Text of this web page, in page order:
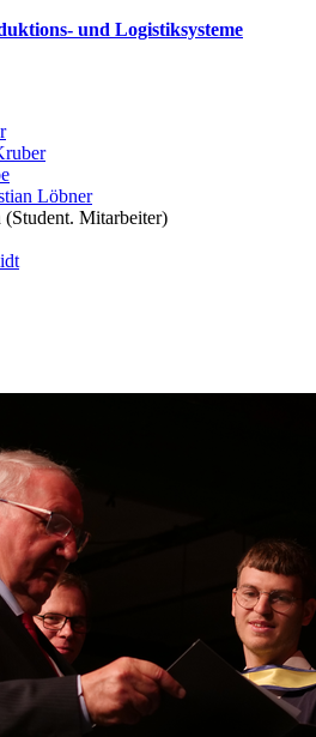
und Logistiksysteme
Löbner
Mitarbeiter)